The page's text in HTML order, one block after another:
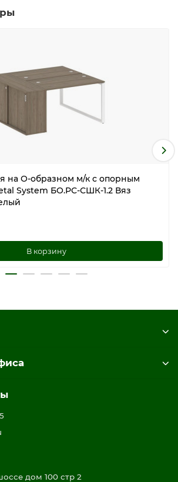
на О-образном м/к с опорным
System БО.РС-СШК-1.2 Вяз
В корзину
дом 100 стр 2